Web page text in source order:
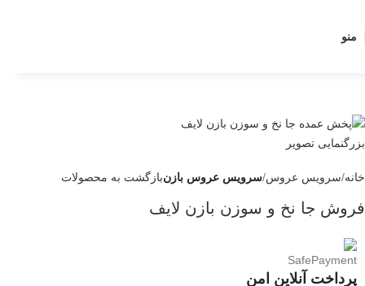
منو
بزرگنمایی تصویر
خانه سرویس عروس سرویس عروس بازنبازگشت به محصولات
فروش جا نخ و سوزن بازن لایف
پرداخت آنلاین امن